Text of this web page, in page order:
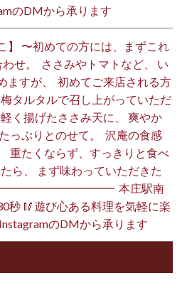
のDMから承ります
】 〜初めての方には、まずこれ
せ。 ⁡ ささみやトマトなど、 い
ますが、 ⁡ 初めてご来店される方
タルタルで召し上がっていただ
く揚げたささみ天に、 爽やか
っぷりとのせて。 ⁡ 沢庵の食感
重たくならず、すっきりと食べ
ら、 まず味わっていただきた
本庄駅南
秒 🥢遊び心ある料理を気軽に楽
のDMから承ります